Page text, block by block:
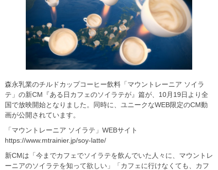
森永乳業のチルドカップコーヒー飲料「マウントレーニア ソイラ
テ」の新CM『ある日カフェのソイラテが』篇が、10月19日より全
国で放映開始となりました。同時に、ユニークなWEB限定のCM動
画が公開されています。
「マウントレーニア ソイラテ」WEBサイト
https://www.mtrainier.jp/soy-latte/
新CMは「今までカフェでソイラテを飲んでいた人々に、マウントレ
ーニアのソイラテを知って欲しい」「カフェに行けなくても、カフ